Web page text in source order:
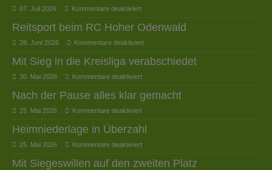
07. Juli 2026 Kommentare deaktiviert
Reitsport beim RC Hoher Odenwald
28. Juni 2026 Kommentare deaktiviert
Mit Sieg in die Kreisliga verabschiedet
30. Mai 2026 Kommentare deaktiviert
Nach der Pause alles klar gemacht
25. Mai 2026 Kommentare deaktiviert
Heimniederlage in Überzahl
25. Mai 2026 Kommentare deaktiviert
Mit Siegeswillen auf den zweiten Platz